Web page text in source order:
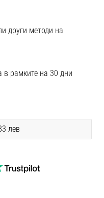
други методи на
в рамките на 30 дни
лев